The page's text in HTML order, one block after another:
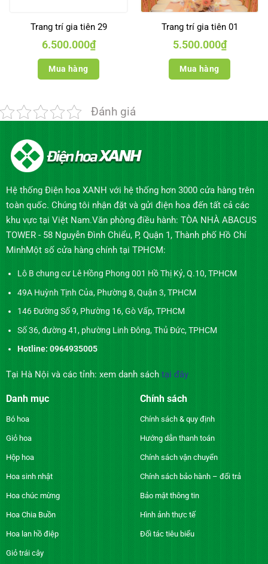
Trang trí gia tiên 29
6.500.000₫
Mua hàng
Trang trí gia tiên 01
5.500.000₫
Mua hàng
Đánh giá
Hệ thống Điện hoa XANH với hệ thống hơn 3000 cửa hàng trên
toàn quốc. Chúng tôi nhận đặt và gửi điện hoa đến tất cả các
khu vực tại Việt Nam.Văn phòng điều hành: TÒA NHÀ ABACUS
TOWER - 58 Nguyễn Đình Chiểu, P, Quận 1, Thành phố Hồ Chí
MinhMột số cửa hàng chính tại TPHCM:
Lô B chung cư Lê Hồng Phong 001 Hồ Thị Kỷ, Q.10, TPHCM
49A Huỳnh Tịnh Của, Phường 8, Quận 3, TPHCM
146 Đường Số 9, Phường 16, Gò Vấp, TPHCM
Số 36, đường 41, phường Linh Đông, Thủ Đức, TPHCM
Hotline: 0964935005
Tại Hà Nội và các tỉnh: xem danh sách tại đây
Danh mục
Bó hoa
Giỏ hoa
Hộp hoa
Hoa sinh nhật
Hoa chúc mừng
Hoa Chia Buồn
Hoa lan hồ điệp
Giỏ trái cây
Chính sách
Chính sách & quy định
Hướng dẫn thanh toán
Chính sách vận chuyển
Chính sách bảo hành – đổi trả
Bảo mật thông tin
Hình ảnh thực tế
Đối tác tiêu biểu